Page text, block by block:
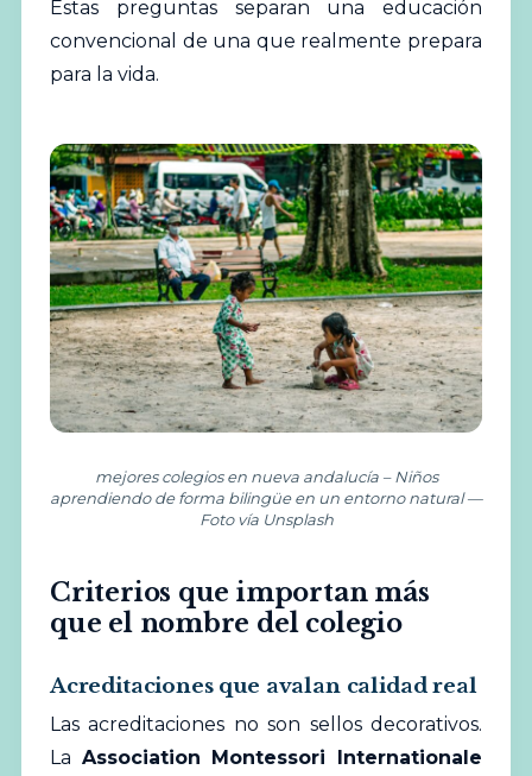
Estas preguntas separan una educación
convencional de una que realmente prepara
para la vida.
mejores colegios en nueva andalucía – Niños
aprendiendo de forma bilingüe en un entorno natural —
Foto vía Unsplash
Criterios que importan más
que el nombre del colegio
Acreditaciones que avalan calidad real
Las acreditaciones no son sellos decorativos.
La Association Montessori Internationale